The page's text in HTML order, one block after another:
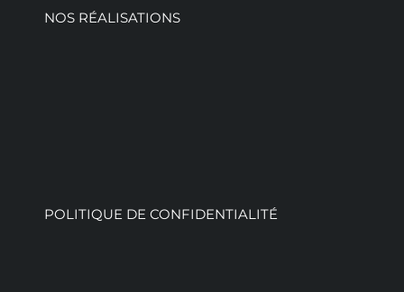
NOS RÉALISATIONS
POLITIQUE DE CONFIDENTIALITÉ